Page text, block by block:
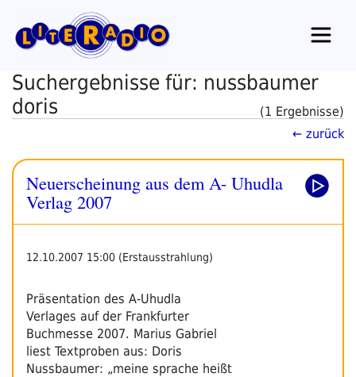
Inhalt
springen
Suchergebnisse für: nussbaumer
doris
(1 Ergebnisse)
← zurück
Neuerscheinung aus dem A- Uhudla
Verlag 2007
12.10.2007 15:00 (Erstausstrahlung)
Präsentation des A-Uhudla
Verlages auf der Frankfurter
Buchmesse 2007. Marius Gabriel
liest Textproben aus: Doris
Nussbaumer: „meine sprache heißt